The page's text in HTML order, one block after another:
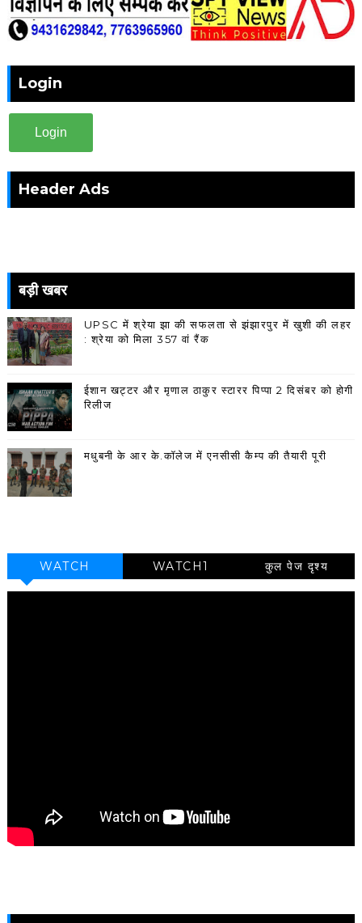
Login
Login
Header Ads
बड़ी खबर
UPSC में श्रेया झा की सफलता से झंझारपुर में खुशी की लहर
: श्रेया को मिला 357 वां रैंक
ईशान खट्टर और मृणाल ठाकुर स्टारर पिप्पा 2 दिसंबर को होगी
रिलीज
मधुबनी के आर के.कॉलेज में एनसीसी कैम्प की तैयारी पूरी
WATCH WATCH1 कुल पेज दृश्य